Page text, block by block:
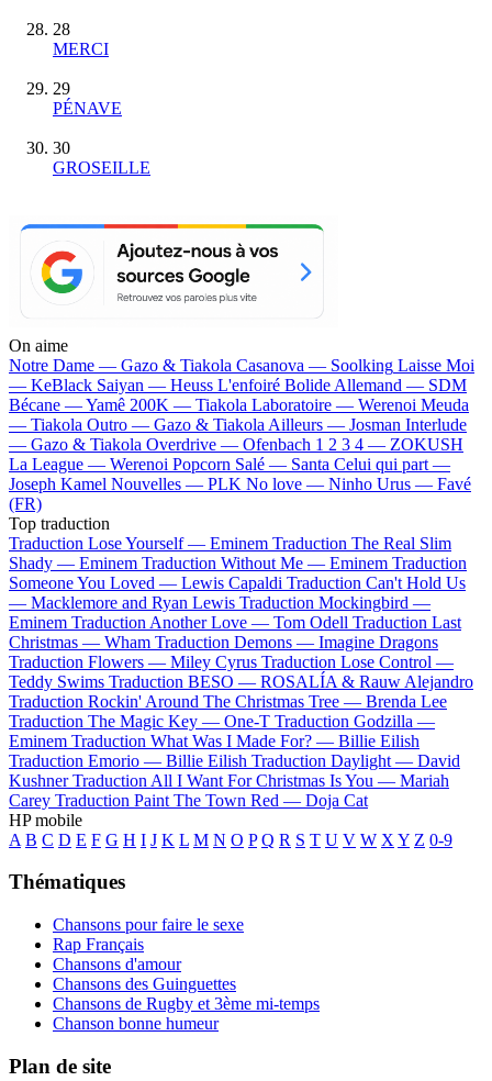
28
MERCI
29
PÉNAVE
30
GROSEILLE
On aime
Notre Dame — Gazo & Tiakola Casanova — Soolking Laisse Moi
— KeBlack Saiyan — Heuss L'enfoiré Bolide Allemand — SDM
Bécane —Yamê 200K — Tiakola Laboratoire — Werenoi Meuda
— Tiakola Outro — Gazo & Tiakola Ailleurs — Josman Interlude
— Gazo & Tiakola Overdrive — Ofenbach 1 2 3 4 — ZOKUSH
La League — Werenoi Popcorn Salé — Santa Celui qui part —
Joseph Kamel Nouvelles — PLK No love — Ninho Urus — Favé
(FR)
Top traduction
Traduction Lose Yourself — Eminem Traduction The Real Slim
Shady — Eminem Traduction Without Me — Eminem Traduction
Someone You Loved — Lewis Capaldi Traduction Can't Hold Us
— Macklemore and Ryan Lewis Traduction Mockingbird —
Eminem Traduction Another Love — Tom Odell Traduction Last
Christmas — Wham Traduction Demons — Imagine Dragons
Traduction Flowers — Miley Cyrus Traduction Lose Control —
Teddy Swims Traduction BESO — ROSALÍA & Rauw Alejandro
Traduction Rockin' Around The Christmas Tree — Brenda Lee
Traduction The Magic Key — One-T Traduction Godzilla —
Eminem Traduction What Was I Made For? — Billie Eilish
Traduction Emorio — Billie Eilish Traduction Daylight — David
Kushner Traduction All I Want For Christmas Is You — Mariah
Carey Traduction Paint The Town Red — Doja Cat
HP mobile
A B C D E F G H I J K L M N O P Q R S T U V W X Y Z 0-9
Thématiques
Chansons pour faire le sexe
Rap Français
Chansons d'amour
Chansons des Guinguettes
Chansons de Rugby et 3ème mi-temps
Chanson bonne humeur
Plan de site